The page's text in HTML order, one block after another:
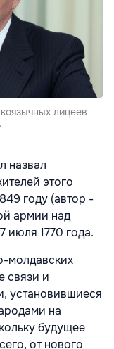
лицеев
назвал
этого
году (автор -
армии над
июля 1770 года.
молдавских
связи и
установившиеся
на
будущее
от нового